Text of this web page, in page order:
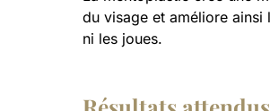
du visage et améliore ainsi
ni les joues.